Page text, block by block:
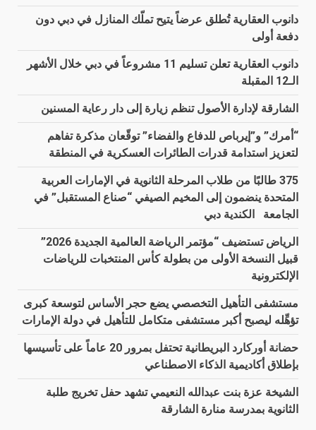
دانوب العقارية تُطلق عرضاً يتيح تملّك المنازل في دبي دون
دفعة أولى
دانوب العقارية تعلن تسليم 11 مشروعاً في دبي خلال الأشهر
الـ12 المقبلة
الشارقة لإدارة الأصول تنظم زيارة إلى دار رعاية المسنين
“أمرك” و”إيرباص للدفاع والفضاء” توقّعان مذكرة تفاهم
لتعزيز استدامة قدرات الطائرات العسكرية في المنطقة
375 طالبًا من طلاب المرحلة الثانوية في الإمارات العربية
المتحدة ينضمون إلى المخيم الصيفي “صناع المستقبل” في
الجامعة الكندية دبي
الرياض تستضيف “مؤتمر الرياضة العالمية الجديدة 2026”
قبيل النسخة الأولى من بطولة كأس المنتخبات للرياضات
الإلكترونية
مستشفى التأهيل التخصصي يضع حجر الأساس لتوسعة كبرى
تؤهِّله ليصبح أكبر مستشفى متكامل للتأهيل في دولة الإمارات
حضانة أوركارد البريطانية تحتفل بمرور 20 عاماً على تأسيسها
بإطلاق أكاديمية الذكاء الاصطناعي
الشيخة عزة بنت عبدالله النعيمي تشهد حفل تخريج طلبة
الثانوية بمدرسة منارة الشارقة